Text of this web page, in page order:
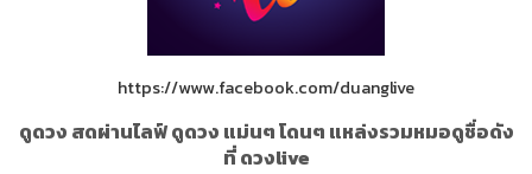
https://www.facebook.com/duanglive
ดูดวง สดผ่านไลฟ์ ดูดวง แม่นๆ โดนๆ แหล่งรวมหมอดูชื่อดัง
ที่ ดวงlive